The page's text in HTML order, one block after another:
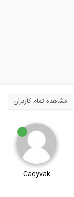
مشاهده تمام کاربران
Cadyvak